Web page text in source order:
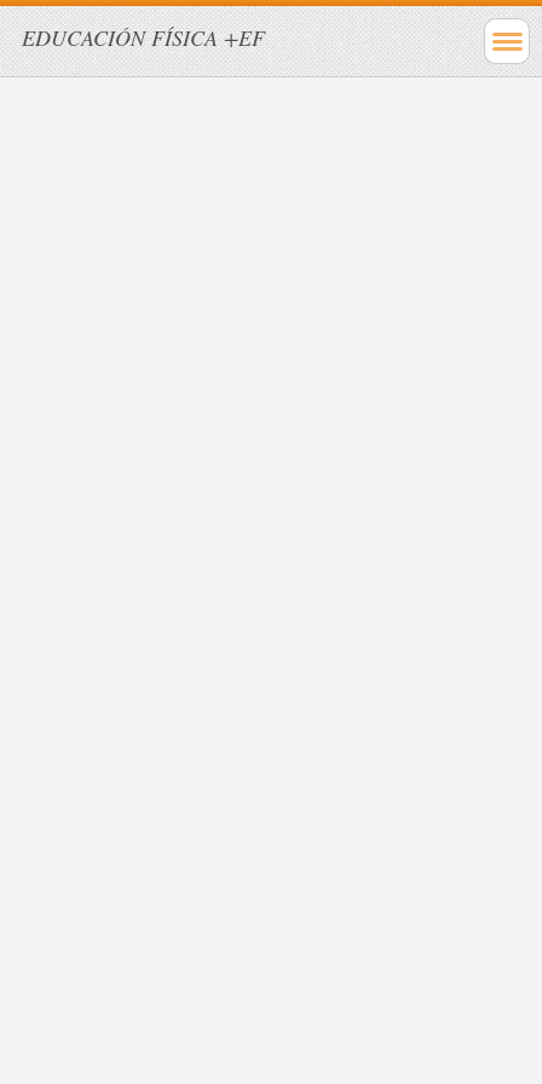
EDUCACIÓN FÍSICA +EF